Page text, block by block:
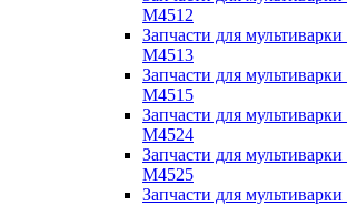
M4512
Запчасти для
M4513
Запчасти для
M4515
Запчасти для
M4524
Запчасти для
M4525
Запчасти для